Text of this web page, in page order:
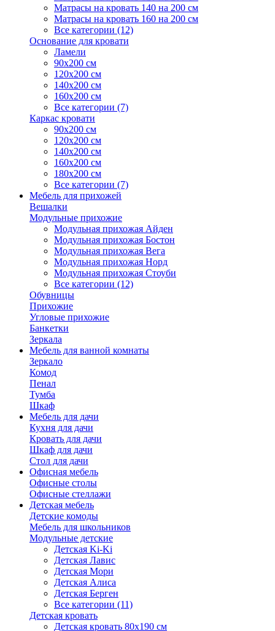
Матрасы на кровать 140 на 200 см
Матрасы на кровать 160 на 200 см
Все категории (12)
Основание для кровати
Ламели
90х200 см
120х200 см
140х200 см
160х200 см
Все категории (7)
Каркас кровати
90х200 см
120х200 см
140х200 см
160х200 см
180х200 см
Все категории (7)
Мебель для прихожей
Вешалки
Модульные прихожие
Модульная прихожая Айден
Модульная прихожая Бостон
Модульная прихожая Вега
Модульная прихожая Норд
Модульная прихожая Стоуби
Все категории (12)
Обувницы
Прихожие
Угловые прихожие
Банкетки
Зеркала
Мебель для ванной комнаты
Зеркало
Комод
Пенал
Тумба
Шкаф
Мебель для дачи
Кухня для дачи
Кровать для дачи
Шкаф для дачи
Стол для дачи
Офисная мебель
Офисные столы
Офисные стеллажи
Детская мебель
Детские комоды
Мебель для школьников
Модульные детские
Детская Ki-Ki
Детская Лавис
Детская Мори
Детская Алиса
Детская Берген
Все категории (11)
Детская кровать
Детская кровать 80х190 см